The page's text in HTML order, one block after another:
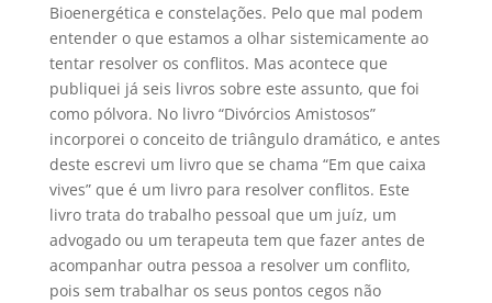
Bioenergética e constelações. Pelo que mal podem
entender o que estamos a olhar sistemicamente ao
tentar resolver os conflitos. Mas acontece que
publiquei já seis livros sobre este assunto, que foi
como pólvora. No livro “Divórcios Amistosos”
incorporei o conceito de triângulo dramático, e antes
deste escrevi um livro que se chama “Em que caixa
vives” que é um livro para resolver conflitos. Este
livro trata do trabalho pessoal que um juíz, um
advogado ou um terapeuta tem que fazer antes de
acompanhar outra pessoa a resolver um conflito,
pois sem trabalhar os seus pontos cegos não